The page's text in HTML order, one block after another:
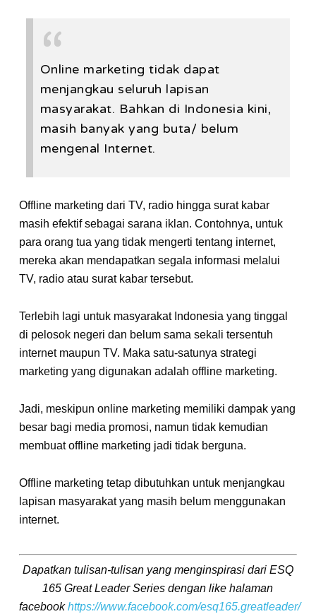
Online marketing tidak dapat
menjangkau seluruh lapisan
masyarakat. Bahkan di Indonesia kini,
masih banyak yang buta/ belum
mengenal Internet.
Offline marketing dari TV, radio hingga surat kabar
masih efektif sebagai sarana iklan. Contohnya, untuk
para orang tua yang tidak mengerti tentang internet,
mereka akan mendapatkan segala informasi melalui
TV, radio atau surat kabar tersebut.
Terlebih lagi untuk masyarakat Indonesia yang tinggal
di pelosok negeri dan belum sama sekali tersentuh
internet maupun TV. Maka satu-satunya strategi
marketing yang digunakan adalah offline marketing.
Jadi, meskipun online marketing memiliki dampak yang
besar bagi media promosi, namun tidak kemudian
membuat offline marketing jadi tidak berguna.
Offline marketing tetap dibutuhkan untuk menjangkau
lapisan masyarakat yang masih belum menggunakan
internet.
Dapatkan tulisan-tulisan yang menginspirasi dari ESQ
165 Great Leader Series dengan like halaman
facebookhttps://www.facebook.com/esq165.greatleader/